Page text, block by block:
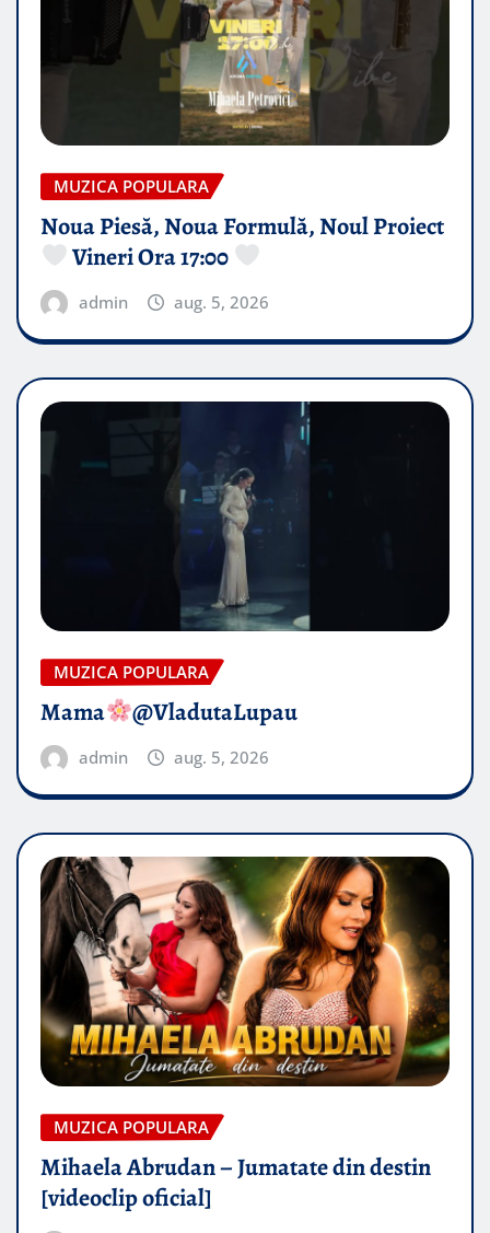
MUZICA POPULARA
Noua Piesă, Noua Formulă, Noul Proiect
Vineri Ora 17:00
admin aug. 5, 2026
MUZICA POPULARA
Mama @VladutaLupau
admin aug. 5, 2026
MUZICA POPULARA
Mihaela Abrudan – Jumatate din destin
[videoclip oficial]